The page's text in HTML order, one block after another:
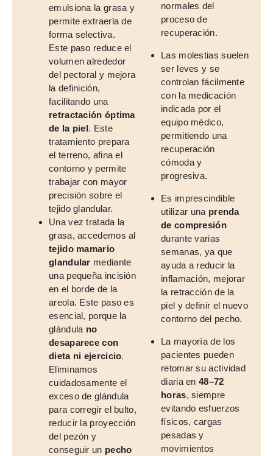
emulsiona la grasa y
permite extraerla de
forma selectiva.
Este paso reduce el
volumen alrededor
del pectoral y mejora
la definición,
facilitando una
retractación óptima
de la piel. Este
tratamiento prepara
el terreno, afina el
contorno y permite
trabajar con mayor
precisión sobre el
tejido glandular.
Una vez tratada la
grasa, accedemos al
tejido mamario
glandular mediante
una pequeña incisión
en el borde de la
areola. Este paso es
esencial, porque la
glándula no
desaparece con
dieta ni ejercicio.
Eliminamos
cuidadosamente el
exceso de glándula
para corregir el bulto,
reducir la proyección
del pezón y
conseguir un pecho
normales del
proceso de
recuperación.
Las molestias suelen
ser leves y se
controlan fácilmente
con la medicación
indicada por el
equipo médico,
permitiendo una
recuperación
cómoda y
progresiva.
Es imprescindible
utilizar una prenda
de compresión
durante varias
semanas, ya que
ayuda a reducir la
inflamación, mejorar
la retracción de la
piel y definir el nuevo
contorno del pecho.
La mayoría de los
pacientes pueden
retomar su actividad
diaria en 48–72
horas, siempre
evitando esfuerzos
físicos, cargas
pesadas y
movimientos